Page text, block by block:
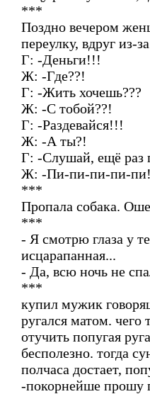
***
Поздно вечером
переулку, вдруг из-
Г: -Деньги!!!
Ж: -Где??!
Г: -Жить хочешь???
Ж: -С тобой??!
Г: -Раздевайся!!!
Ж: -А ты?!
Г: -Слушай, ещё раз
Ж: -Пи-пи-пи-пи-
***
Пропала собака.
***
- Я смотрю глаза у
исцарапанная...
- Да, всю ночь не
***
купил мужик
ругался матом.
отучить попугая
бесполезно. тогда
полчаса достает,
-покорнейше прошу